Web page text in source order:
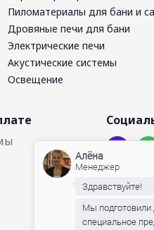
Пиломатериалы для бани и
Дровяные печи для бани
Электрические печи
Акустические системы
Освещение
Алёна
Менеджер
Здравствуйте!
Мы подготовили
специальное